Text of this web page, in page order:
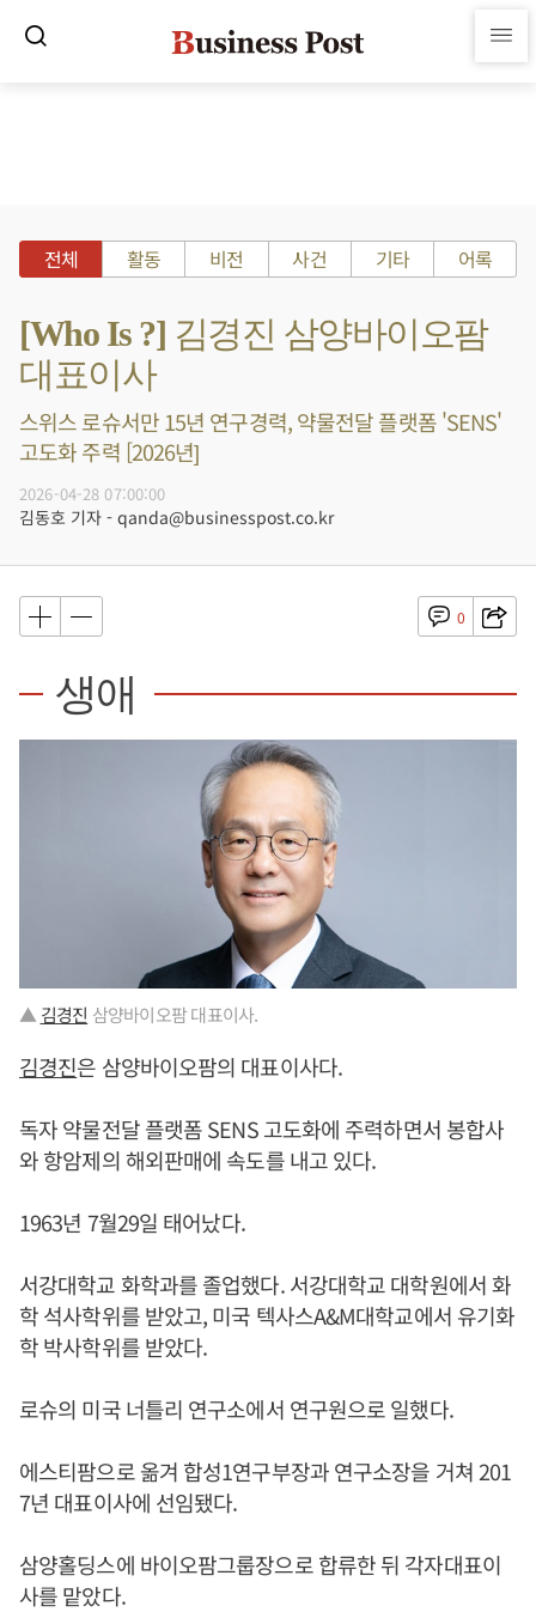
전체 활동 비전 사건 기타 어록
[Who Is ?] 김경진 삼양바이오팜
대표이사
스위스 로슈서만 15년 연구경력, 약물전달 플랫폼 'SENS'
고도화 주력 [2026년]
2026-04-28 07:00:00
김동호 기자 - qanda@businesspost.co.kr
0
생애
▲ 김경진 삼양바이오팜 대표이사.
김경진은 삼양바이오팜의 대표이사다.
독자 약물전달 플랫폼 SENS 고도화에 주력하면서 봉합사
와 항암제의 해외판매에 속도를 내고 있다.
1963년 7월29일 태어났다.
서강대학교 화학과를 졸업했다. 서강대학교 대학원에서 화
학 석사학위를 받았고, 미국 텍사스A&M대학교에서 유기화
학 박사학위를 받았다.
로슈의 미국 너틀리 연구소에서 연구원으로 일했다.
에스티팜으로 옮겨 합성1연구부장과 연구소장을 거쳐 201
7년 대표이사에 선임됐다.
삼양홀딩스에 바이오팜그룹장으로 합류한 뒤 각자대표이
사를 맡았다.